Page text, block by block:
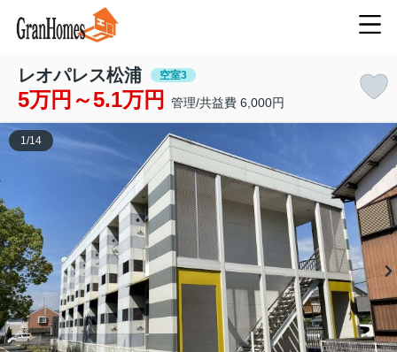
レオパレス松浦 空室3
5万円～5.1万円 管理/共益費 6,000円
1 /14